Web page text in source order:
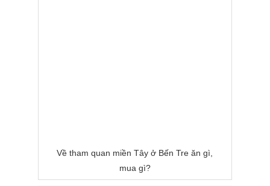
Về tham quan miền Tây ở Bến Tre ăn gì,
mua gì?